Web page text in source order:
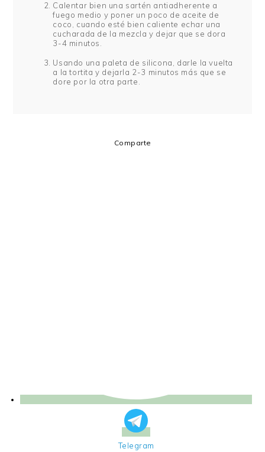
Calentar bien una sartén antiadherente a
fuego medio y poner un poco de aceite de
coco, cuando esté bien caliente echar una
cucharada de la mezcla y dejar que se dora
3-4 minutos.
Usando una paleta de silicona, darle la vuelta
a la tortita y dejarla 2-3 minutos más que se
dore por la otra parte.
Comparte
Telegram